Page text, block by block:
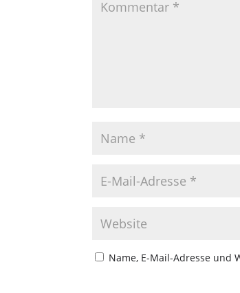
Name, E-Mail-Adresse und